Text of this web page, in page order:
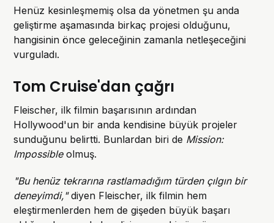
Henüz kesinleşmemiş olsa da yönetmen şu anda
geliştirme aşamasında birkaç projesi olduğunu,
hangisinin önce geleceğinin zamanla netleşeceğini
vurguladı.
Tom Cruise'dan çağrı
Fleischer, ilk filmin başarısının ardından
Hollywood'un bir anda kendisine büyük projeler
sunduğunu belirtti. Bunlardan biri de Mission:
Impossibleolmuş.
"Bu henüz tekrarına rastlamadığım türden çılgın bir
deneyimdi,"diyen Fleischer, ilk filmin hem
eleştirmenlerden hem de gişeden büyük başarı